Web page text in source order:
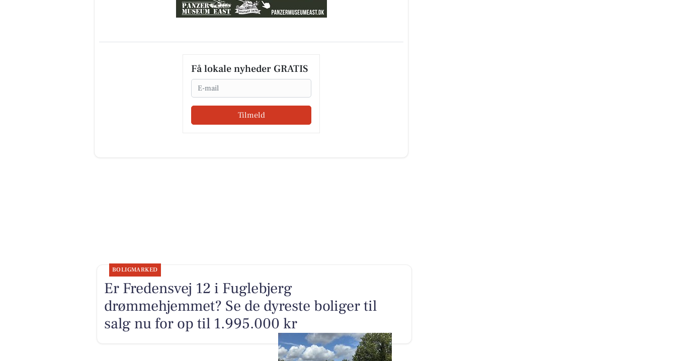
Få lokale nyheder GRATIS
Email
Tilmeld
BOLIGMARKED
Er Fredensvej 12 i Fuglebjerg
drømmehjemmet? Se de dyreste boliger til
salg nu for op til 1.995.000 kr